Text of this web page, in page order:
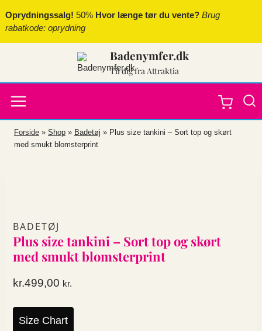
indhold
Oprydningssalg! 50% Hvor længe tør du vente? Brug
rabatkode: oprydning
Badenymfer.dk
Til dig fra Attraktia
Forside » Shop » Badetøj » Plus size tankini – Sort top og skørt
med smukt blomsterprint
BADETØJ
Plus size tankini – Sort top og skørt
med smukt blomsterprint
kr.499,00 kr.
Size Chart